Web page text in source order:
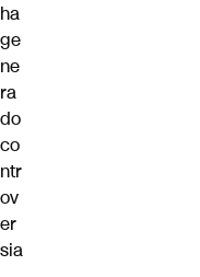
ha
ge
ne
ra
do
co
ntr
ov
er
sia